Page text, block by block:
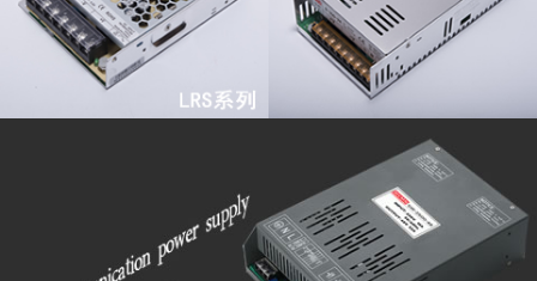
查看更多 查看更多